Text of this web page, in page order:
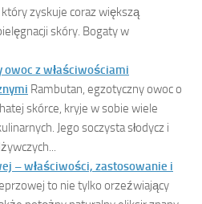
zyskuje coraz większą
skóry. Bogaty w
owoc z właściwościami
Rambutan, egzotyczny owoc o
skórce, kryje w sobie wiele
Jego soczysta słodycz i
– właściwości, zastosowanie i
to nie tylko orzeźwiający